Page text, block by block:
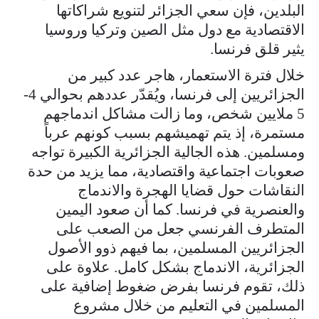
البلدين، فإن سعي الجزائر لتنويع شراكاتها
الاقتصادية مع دول مثل الصين وتركيا وروسيا
يثير قلق فرنسا.
خلال فترة الاستعمار، هاجر عدد كبير من
الجزائريين إلى فرنسا، ويُقدّر عددهم بحوالي 4-
5 ملايين شخص، وما زالت مشاكل اندماجهم
مستمرة، إذ يتم تهميشهم بسبب كونهم عرباً
ومسلمين. هذه الجالية الجزائرية الكبيرة تواجه
صعوبات اجتماعية واقتصادية، مما يزيد من حدة
النقاشات حول قضايا الهجرة والاندماج
والعنصرية في فرنسا. كما أن صعود اليمين
المتطرف الفرنسي جعل من الصعب على
الجزائريين المسلمين، بما فيهم ذوو الأصول
الجزائرية، الاندماج بشكل كامل. علاوة على
ذلك، تقوم فرنسا بفرض ضغوط إضافية على
المسلمين في التعليم من خلال مشروع